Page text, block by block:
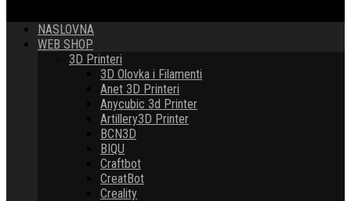
NASLOVNA
WEB SHOP
3D Printeri
3D Olovka i Filamenti
Anet 3D Printeri
Anycubic 3d Printer
Artillery3D Printer
BCN3D
BIQU
Craftbot
CreatBot
Creality